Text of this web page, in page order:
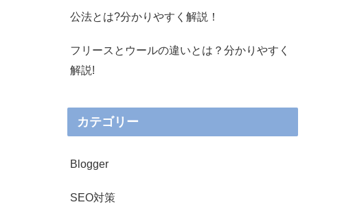
公法とは?分かりやすく解説！
フリースとウールの違いとは？分かりやすく
解説!
カテゴリー
Blogger
SEO対策